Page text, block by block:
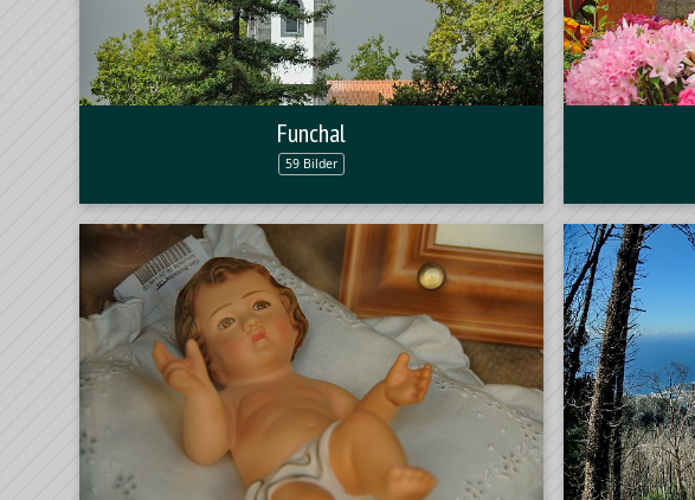
Funchal
59 Bilder